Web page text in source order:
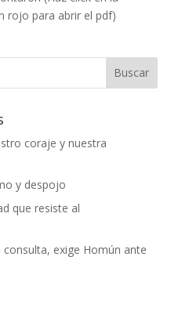
rojo para abrir el pdf)
coraje y nuestra
y despojo
que resiste al
exige Homún ante